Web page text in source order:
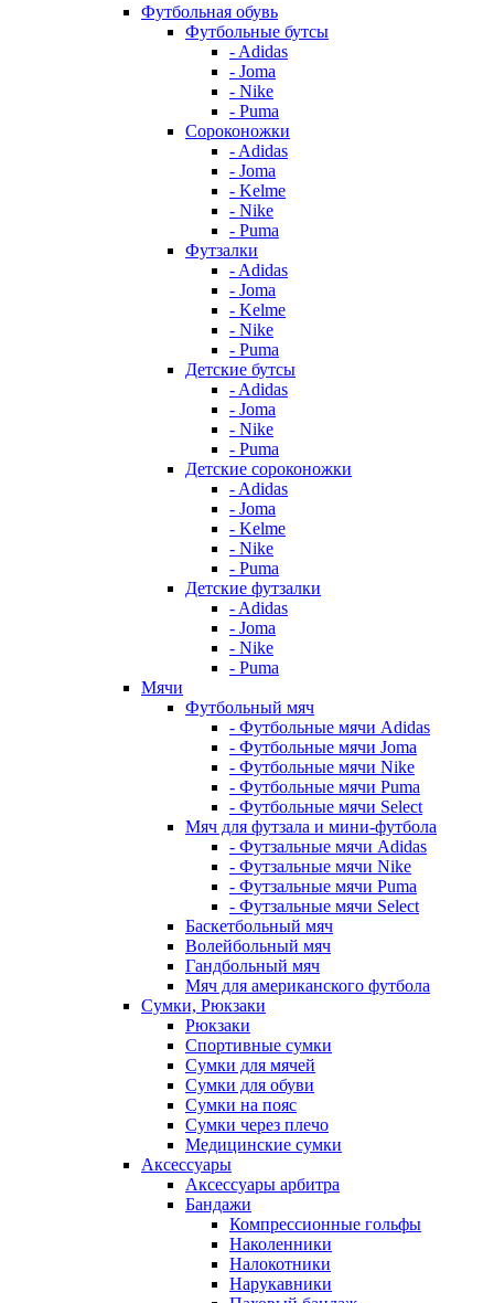
Футбольная обувь
Футбольные бутсы
- Adidas
- Joma
- Nike
- Puma
Сороконожки
- Adidas
- Joma
- Kelme
- Nike
- Puma
Футзалки
- Adidas
- Joma
- Kelme
- Nike
- Puma
Детские бутсы
- Adidas
- Joma
- Nike
- Puma
Детские сороконожки
- Adidas
- Joma
- Kelme
- Nike
- Puma
Детские футзалки
- Adidas
- Joma
- Nike
- Puma
Мячи
Футбольный мяч
- Футбольные мячи Adidas
- Футбольные мячи Joma
- Футбольные мячи Nike
- Футбольные мячи Puma
- Футбольные мячи Select
Мяч для футзала и мини-футбола
- Футзальные мячи Adidas
- Футзальные мячи Nike
- Футзальные мячи Puma
- Футзальные мячи Select
Баскетбольный мяч
Волейбольный мяч
Гандбольный мяч
Мяч для американского футбола
Сумки, Рюкзаки
Рюкзаки
Спортивные сумки
Сумки для мячей
Сумки для обуви
Сумки на пояс
Сумки через плечо
Медицинские сумки
Аксессуары
Аксессуары арбитра
Бандажи
Компрессионные гольфы
Наколенники
Налокотники
Нарукавники